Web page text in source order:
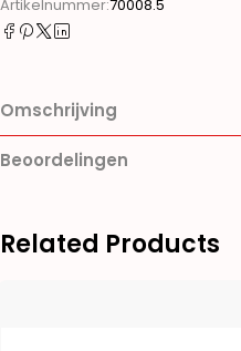
Artikelnummer:70008.5
Omschrijving
Beoordelingen
Related Products